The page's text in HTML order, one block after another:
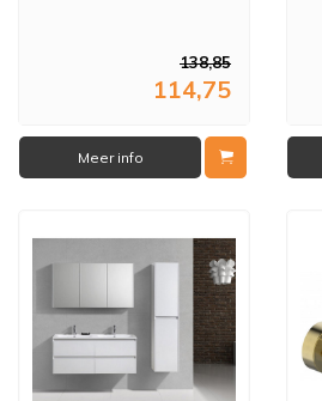
138,85
114,75
Meer info